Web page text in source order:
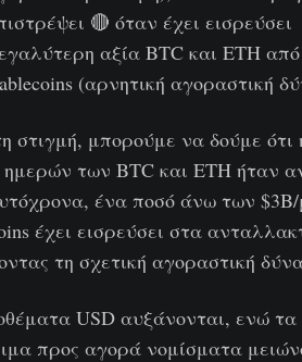
🔴 όταν έχει εισρεύσει
αξία BTC και ETH από
(αρνητική αγοραστική
στιγμή, μπορούμε να δούμε ότι
ημερών των BTC και ETH ήταν
ένα ποσό άνω των
έχει εισρεύσει στα
τη σχετική αγοραστική
USD αυξάνονται, ενώ τα
προς αγορά νομίσματα